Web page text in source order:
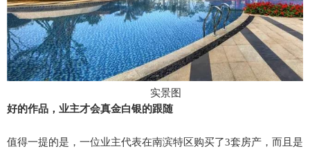
实景图
好的作品，业主才会真金白银的跟随
值得一提的是，一位业主代表在南滨特区购买了3套房产，而且是